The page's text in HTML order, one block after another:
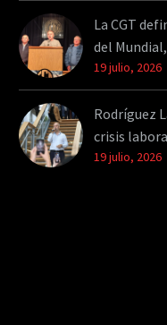
La CGT
del
19 julio, 2026
Rodríguez
crisis
19 julio, 2026